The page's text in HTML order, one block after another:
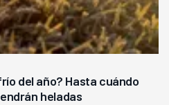
del año? Hasta cuándo
heladas